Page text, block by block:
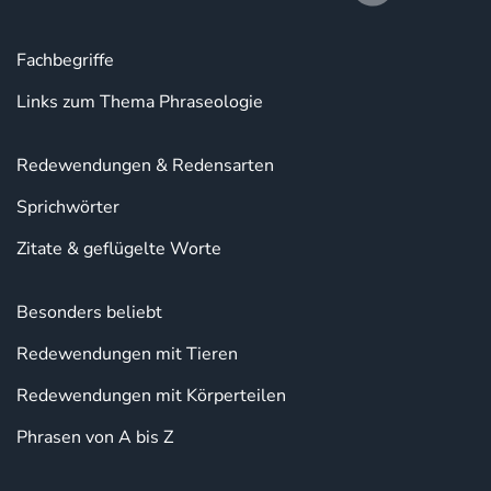
Fachbegriffe
Links zum Thema Phraseologie
Redewendungen & Redensarten
Sprichwörter
Zitate & geflügelte Worte
Besonders beliebt
Redewendungen mit Tieren
Redewendungen mit Körperteilen
Phrasen von A bis Z